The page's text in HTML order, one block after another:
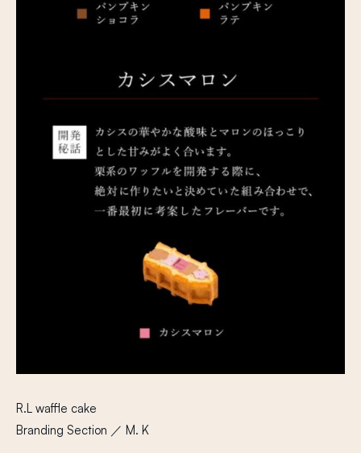
R.L waffle cake
Branding Section ／ M. K